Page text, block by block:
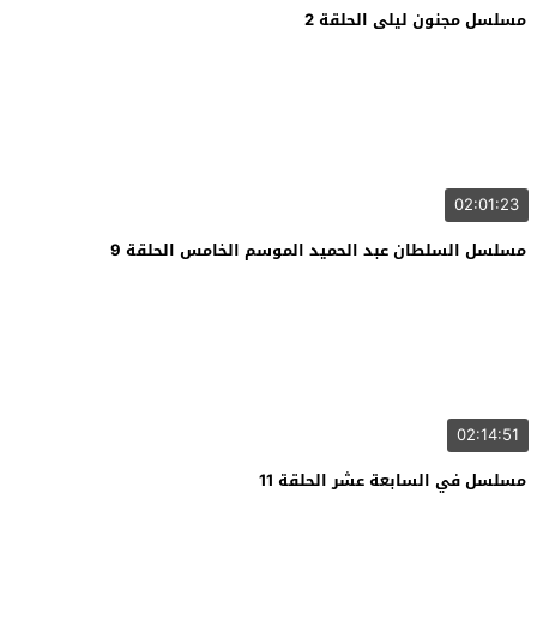
مسلسل مجنون ليلى الحلقة 2
02:01:23
مسلسل السلطان عبد الحميد الموسم الخامس الحلقة 9
02:14:51
مسلسل في السابعة عشر الحلقة 11